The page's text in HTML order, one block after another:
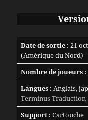
Date de sortie : 21
(Amérique du Nord)
Nombre de joueurs :
Langues : Anglais,
Terminus Traduction
Support : Cartouche